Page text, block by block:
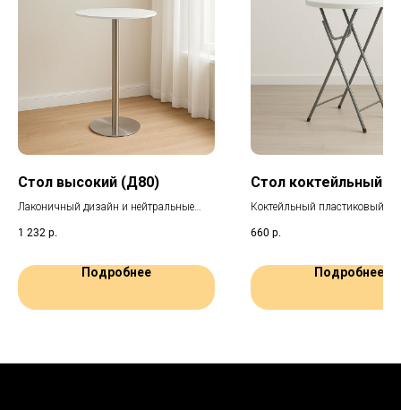
Стол высокий (Д80)
Лаконичный дизайн и нейтральные
интерьер. Стол подходит для
украшений и декора, придавая вашему
1 232 р.
Подробнее
Стол коктейльный
Коктейльный пластиковый
любого формата. Прочные
фиксацией гарантируют
любой поверхности.
660 р.
Подробнее